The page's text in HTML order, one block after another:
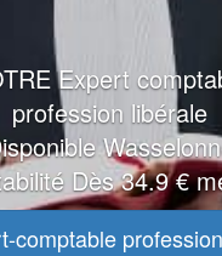
Expert
profession libérale
Dès 34.9 €
comptable